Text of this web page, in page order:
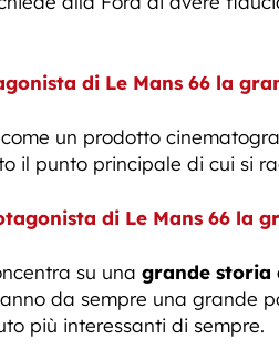
di Le Mans 66 la
un prodotto
il punto principale di cui si
di Le Mans 66 la
su una grande storia
da sempre una grande
più interessanti di sempre.